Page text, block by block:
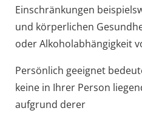
Einschränkungen
und körperlichen
oder Alkoholabhängigkeit
Persönlich geeignet
keine in Ihrer Person
aufgrund derer